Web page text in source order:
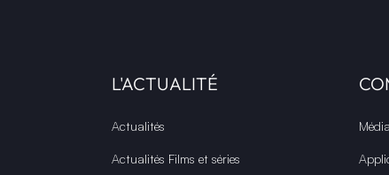
L'ACTUALITÉ
Actualités
Actualités Films et séries